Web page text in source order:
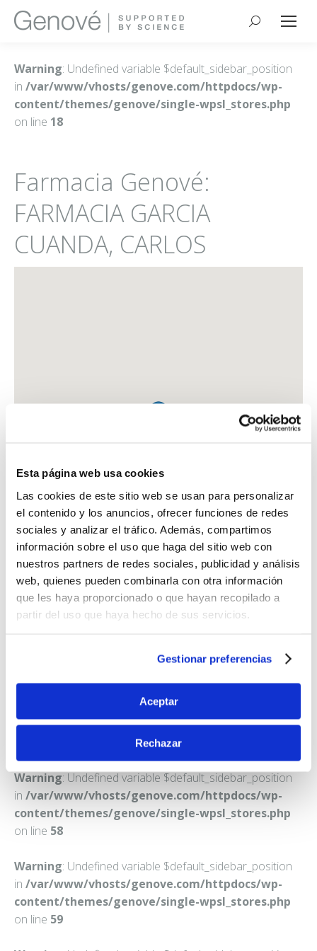
Esta página web usa cookies
Las cookies de este sitio web se usan para personalizar
el contenido y los anuncios, ofrecer funciones de redes
sociales y analizar el tráfico. Además, compartimos
información sobre el uso que haga del sitio web con
nuestros partners de redes sociales, publicidad y análisis
web, quienes pueden combinarla con otra información
que les haya proporcionado o que hayan recopilado a
partir del uso que haya hecho de sus servicios.
Gestionar preferencias
Aceptar
Rechazar
Buscar:
Warning: Undefined variable $default_sidebar_position
in /var/www/vhosts/genove.com/httpdocs/wp-
content/themes/genove/single-wpsl_stores.php
on line 18
Farmacia Genové:
FARMACIA GARCIA
CUANDA, CARLOS
FARMACIA GARCIA CUANDA, CARLOS
C. SANTA MARTA, 1
Warning: Undefined variable $default_sidebar_position
in /var/www/vhosts/genove.com/httpdocs/wp-
content/themes/genove/single-wpsl_stores.php
on line 58
Warning: Undefined variable $default_sidebar_position
in /var/www/vhosts/genove.com/httpdocs/wp-
content/themes/genove/single-wpsl_stores.php
on line 59